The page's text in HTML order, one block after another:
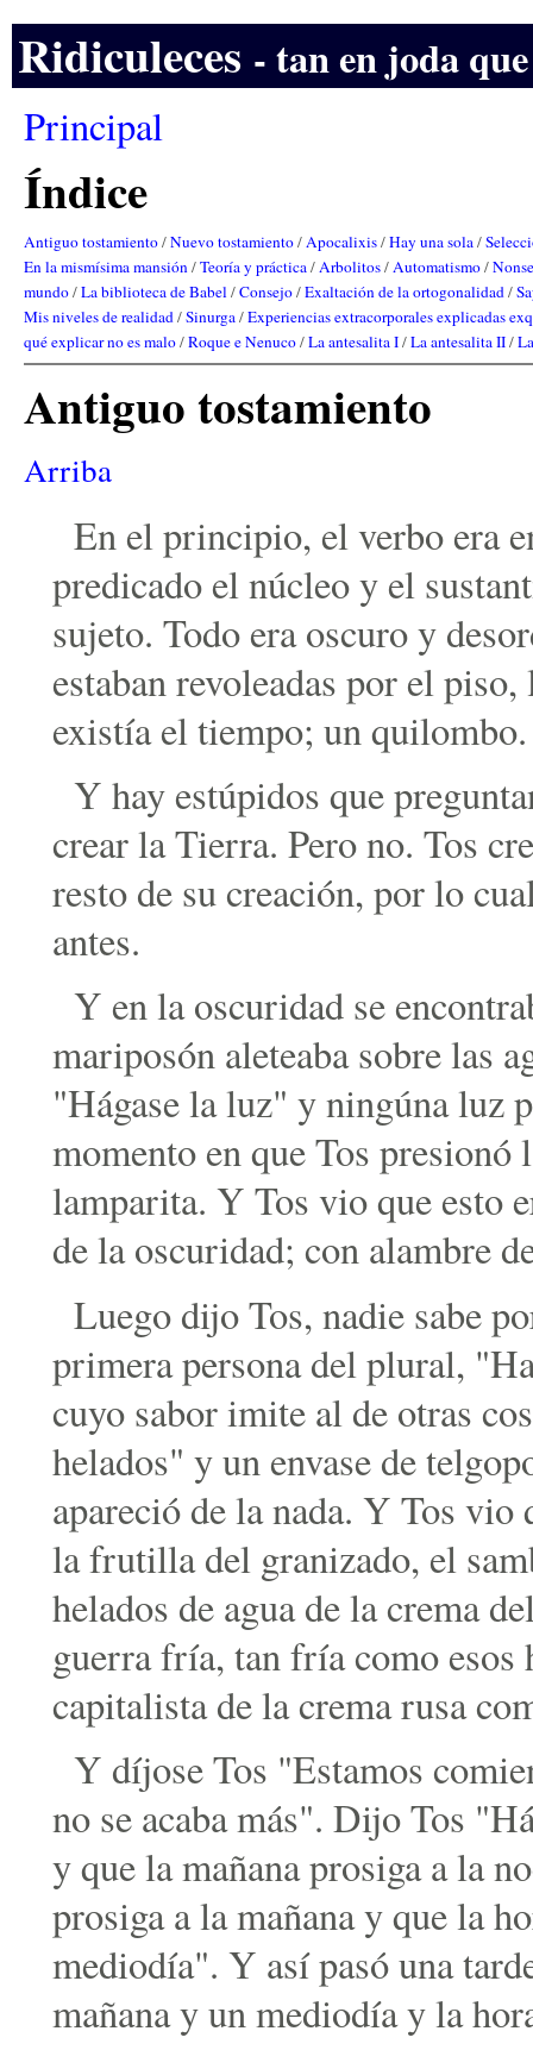
Ridiculeces - tan en joda
Principal
Índice
Antiguo tostamiento/Nuevo tostamiento/Apocalixis/Hay una sola/
En la mismísima mansión/Teoría y práctica/Arbolitos/Automatismo/
mundo/La biblioteca de Babel/Consejo/Exaltación de la ortogonalidad/
Mis niveles de realidad/Sinurga/Experiencias extracorporales explicadas
qué explicar no es malo/Roque e Nenuco/La antesalita I/La antesalita II/
Antiguo tostamiento
Arriba
En el principio, el verbo era
predicado el núcleo y el
sujeto. Todo era oscuro y
estaban revoleadas por el
existía el tiempo; un quilombo.
Y hay estúpidos que
crear la Tierra. Pero no. Tos
resto de su creación, por lo
antes.
Y en la oscuridad se
mariposón aleteaba sobre las
"Hágase la luz" y ningúna luz
momento en que Tos presionó
lamparita. Y Tos vio que esto
de la oscuridad; con alambre
Luego dijo Tos, nadie sabe
primera persona del plural,
cuyo sabor imite al de otras
helados" y un envase de
apareció de la nada. Y Tos vio
la frutilla del granizado, el
helados de agua de la crema
guerra fría, tan fría como esos
capitalista de la crema rusa
Y díjose Tos "Estamos
no se acaba más". Dijo Tos
y que la mañana prosiga a la
prosiga a la mañana y que la
mediodía". Y así pasó una
mañana y un mediodía y la